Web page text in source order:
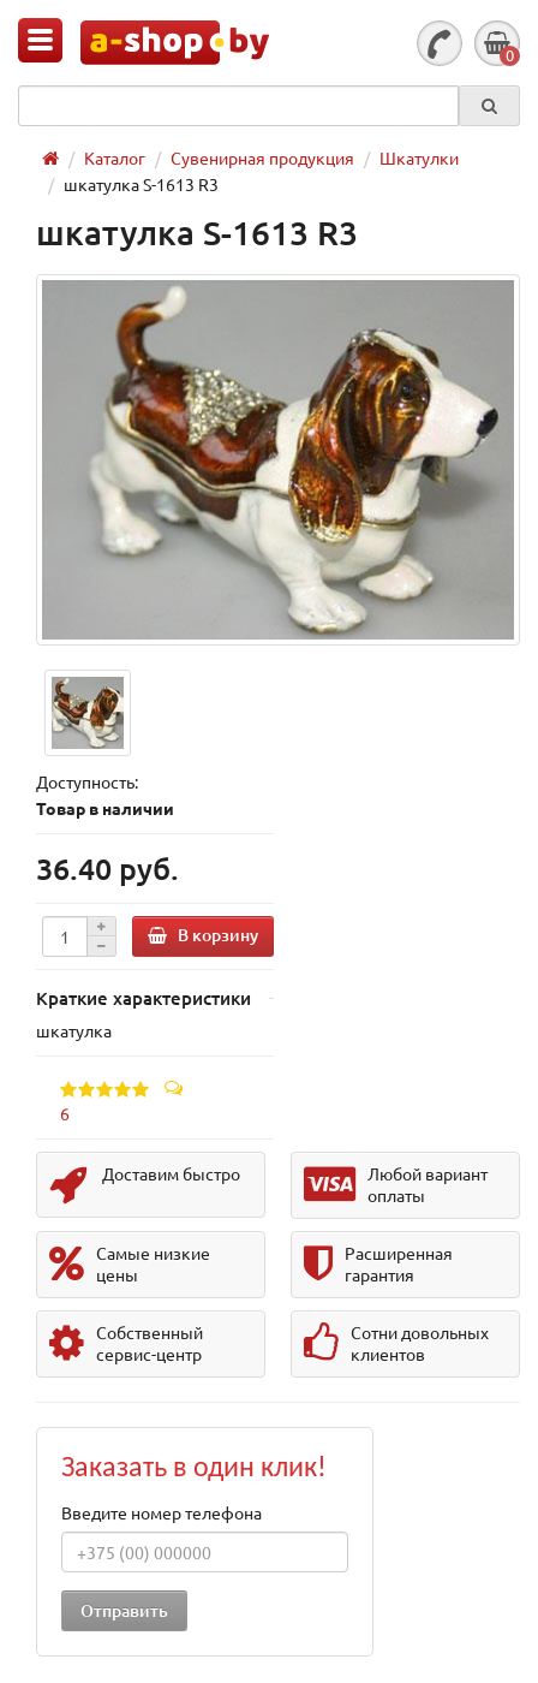
0
Каталог Сувенирная продукция
Шкатулки
шкатулка S-1613 R3
шкатулка S-1613 R3
Доступность:
Товар в наличии
36.40 руб.
В корзину
Краткие характеристики
шкатулка
6
Доставим быстро
Любой вариант
оплаты
Самые низкие
цены
Расширенная
гарантия
Собственный
сервис-центр
Сотни довольных
клиентов
Заказать в один клик!
Введите номер телефона